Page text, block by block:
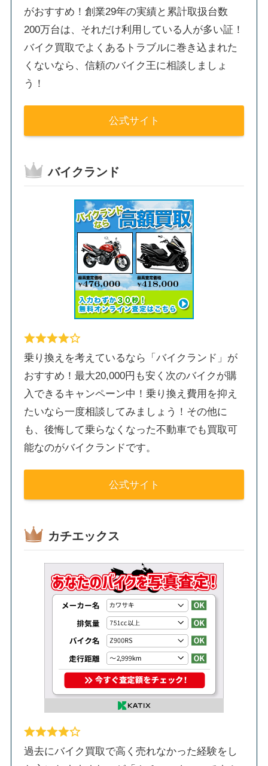
がおすすめ！創業29年の実績と累計取扱台数
200万台は、それだけ利用している人が多い証！
バイク買取でよくあるトラブルに巻き込まれた
くないなら、信頼のバイク王に相談しましょ
う！
公式サイト
バイクランド
乗り換えを考えているなら「バイクランド」が
おすすめ！最大20,000円も安く次のバイクが購
入できるキャンペーン中！乗り換え費用を抑え
たいなら一度相談してみましょう！その他に
も、後悔して乗らなくなった不動車でも買取可
能なのがバイクランドです。
公式サイト
カチエックス
過去にバイク買取で高く売れなかった経験をし